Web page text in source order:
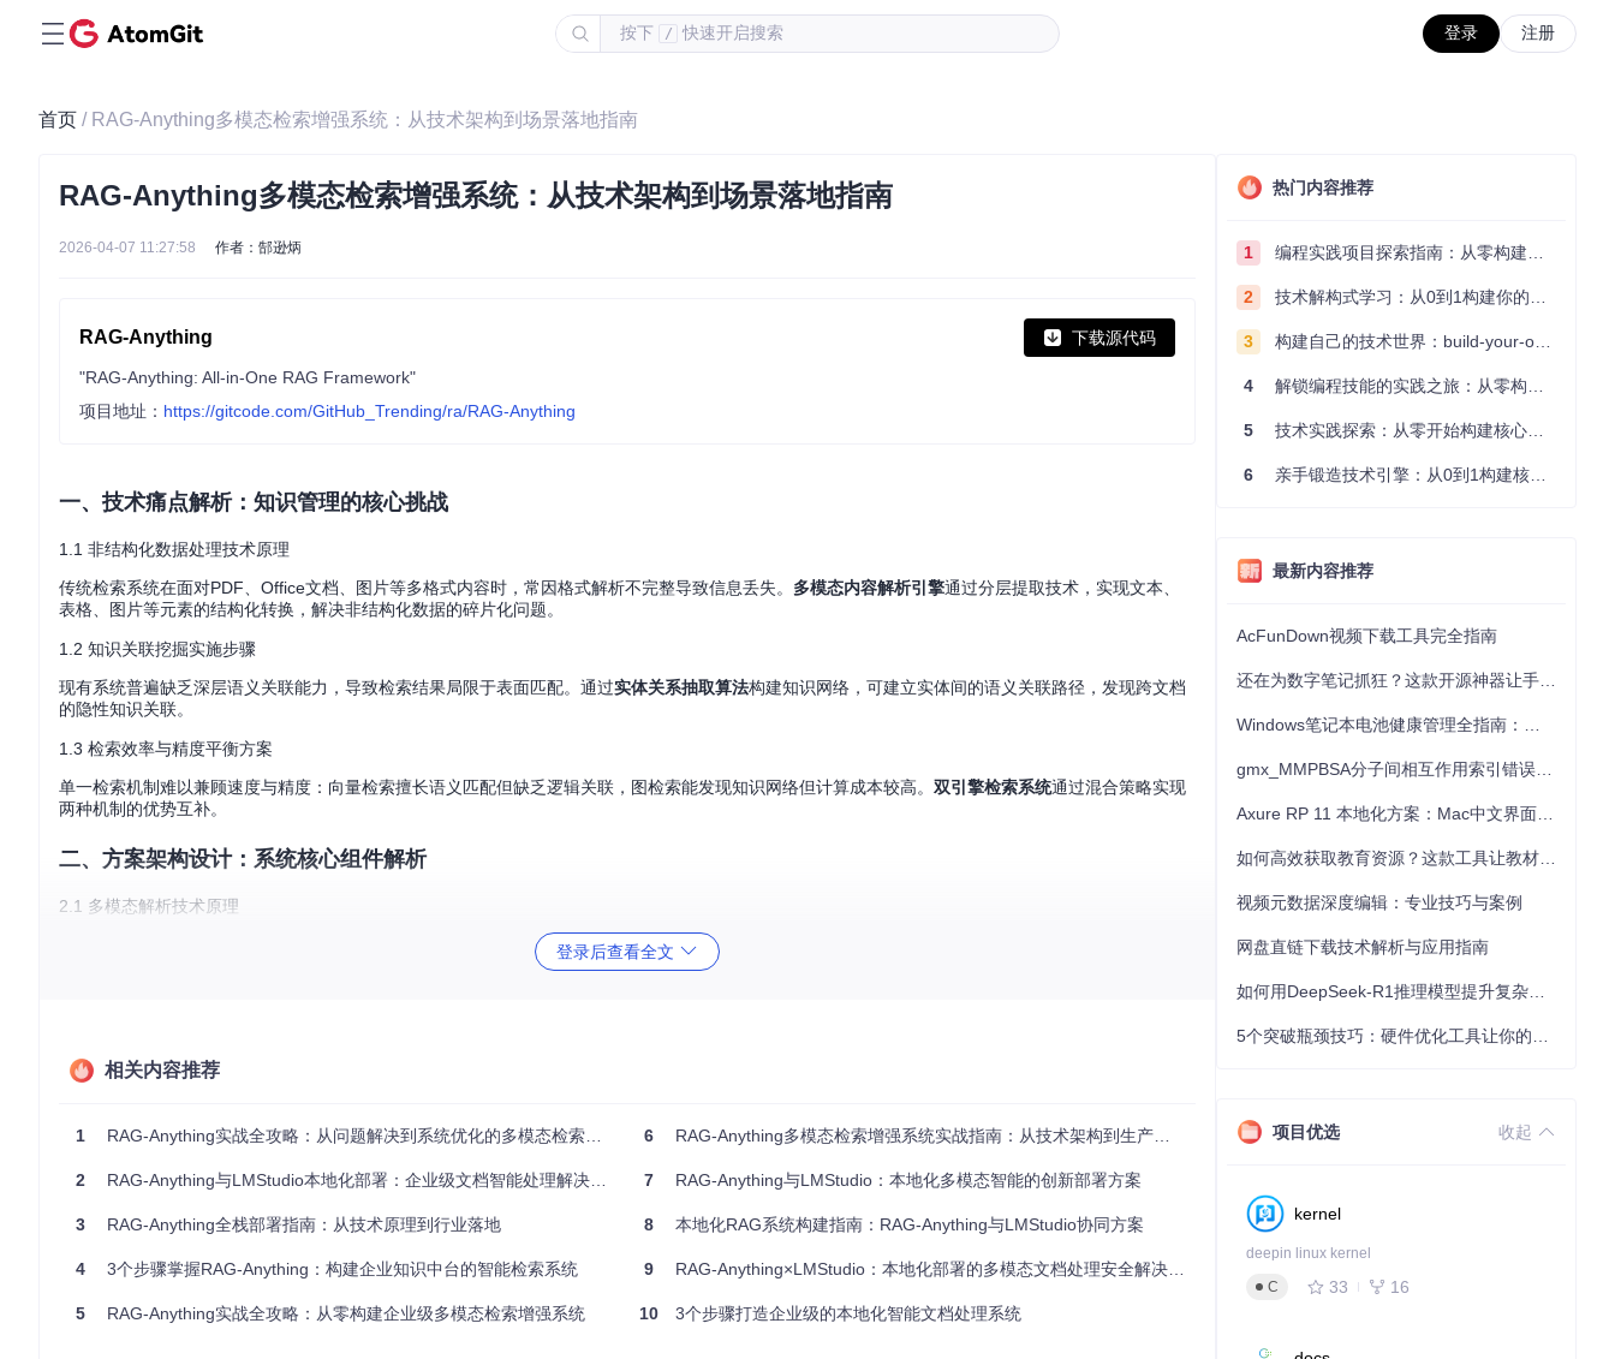
按下 / 快速开启搜索 登录 注册
首页 / RAG-Anything多模态检索增强系统：从技术架构到场景落地指南
RAG-Anything多模态检索增强系统：从技术架构到场景落地指南
2026-04-07 11:27:58 作者：郜逊炳
RAG-Anything 下载源代码
"RAG-Anything: All-in-One RAG Framework"
项目地址： https://gitcode.com/GitHub_Trending/ra/RAG-Anything
一、技术痛点解析：知识管理的核心挑战
1.1 非结构化数据处理技术原理
传统检索系统在面对PDF、Office文档、图片等多格式内容时，常因格式解析不完整导致信息丢失。 多模态内容解析引擎通过分层提取技术，实现文本、
表格、图片等元素的结构化转换，解决非结构化数据的碎片化问题。
1.2 知识关联挖掘实施步骤
现有系统普遍缺乏深层语义关联能力，导致检索结果局限于表面匹配。通过实体关系抽取算法构建知识网络，可建立实体间的语义关联路径，发现跨文档
的隐性知识关联。
1.3 检索效率与精度平衡方案
单一检索机制难以兼顾速度与精度：向量检索擅长语义匹配但缺乏逻辑关联，图检索能发现知识网络但计算成本较高。 双引擎检索系统通过混合策略实现
两种机制的优势互补。
二、方案架构设计：系统核心组件解析
2.1 多模态解析技术原理
公式处理模块：支持LaTeX格式转换与提取
2.2 知识图谱构建实施步骤
关系抽取：建立实体间的包含、因果、对比等语义关系
2.3 双引擎检索技术原理
创新融合两种检索机制：
向量检索：通过文本编码器生成语义向量，实现相似内容快速匹配
登录后查看全文
相关内容推荐
1 RAG-Anything实战全攻略：从问题解决到系统优化的多模态检索增强指南
2 RAG-Anything与LMStudio本地化部署：企业级文档智能处理解决方案
3 RAG-Anything全栈部署指南：从技术原理到行业落地
4 3个步骤掌握RAG-Anything：构建企业知识中台的智能检索系统
5 RAG-Anything实战全攻略：从零构建企业级多模态检索增强系统
6 RAG-Anything多模态检索增强系统实战指南：从技术架构到生产部署
7 RAG-Anything与LMStudio：本地化多模态智能的创新部署方案
8 本地化RAG系统构建指南：RAG-Anything与LMStudio协同方案
9 RAG-Anything×LMStudio：本地化部署的多模态文档处理安全解决方案
10 3个步骤打造企业级的本地化智能文档处理系统
热门内容推荐
1 编程实践项目探索指南：从零构建技术能力体系
2 技术解构式学习：从0到1构建你的编程知识体系
3 构建自己的技术世界：build-your-own-x项目的实践探索指南
4 解锁编程技能的实践之旅：从零构建你的技术世界
5 技术实践探索：从零开始构建核心系统的实践指南
6 亲手锻造技术引擎：从0到1构建核心系统的实践指南
最新内容推荐
AcFunDown视频下载工具完全指南
视频元数据深度编辑：专业技巧与案例
网盘直链下载技术解析与应用指南
项目优选 收起
kernel
deepin linux kernel
C
33 16